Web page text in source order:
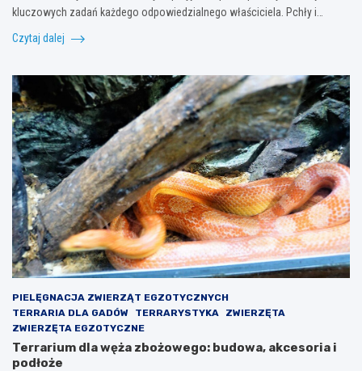
kluczowych zadań każdego odpowiedzialnego właściciela. Pchły i…
Czytaj dalej
PIELĘGNACJA ZWIERZĄT EGZOTYCZNYCH
TERRARIA DLA GADÓW
TERRARYSTYKA
ZWIERZĘTA
ZWIERZĘTA EGZOTYCZNE
Terrarium dla węża zbożowego: budowa, akcesoria i
podłoże